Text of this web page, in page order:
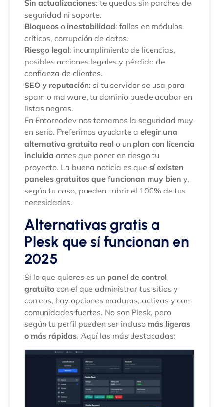
Sin actualizaciones: te quedas sin parches de
seguridad ni soporte.
Bloqueos o inestabilidad: fallos en módulos
críticos, corrupción de datos.
Riesgo legal: incumplimiento de licencias,
posibles acciones legales y pérdida de
confianza de clientes.
SEO y reputación: si tu servidor se usa para
spam o malware, tu dominio puede acabar en
listas negras.
En Entornodev nos tomamos la seguridad muy
en serio. Preferimos ayudarte a elegir una
alternativa gratuita real o un plan con licencia
incluida antes que poner en riesgo tu
proyecto. La buena noticia es que sí existen
paneles gratuitos que funcionan muy bien y,
según tu caso, pueden cubrir el 100% de tus
necesidades.
Alternativas gratis a
Plesk que sí funcionan en
2025
Si lo que quieres es un panel de control
gratuito con el que administrar tus sitios y
correos, hay opciones maduras, activas y con
comunidades fuertes. No son Plesk, pero
según tu perfil pueden ser incluso más ligeras
o más rápidas. Aquí las más destacadas: